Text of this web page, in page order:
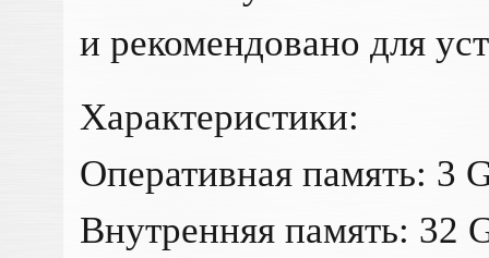
и рекомендовано для
Характеристики:
Оперативная память: 3
Внутренняя память: 32